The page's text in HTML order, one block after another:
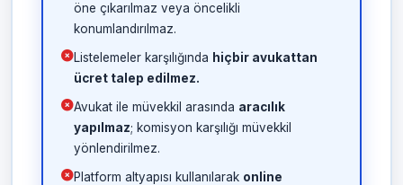
öne çıkarılmaz veya öncelikli
konumlandırılmaz.
Listelemeler karşılığında hiçbir avukattan
ücret talep edilmez.
Avukat ile müvekkil arasında aracılık
yapılmaz; komisyon karşılığı müvekkil
yönlendirilmez.
Platform altyapısı kullanılarak online